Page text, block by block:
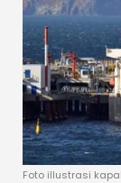
Foto illustrasi